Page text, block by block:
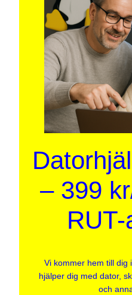
– 399
Vi kommer hem till dig
hjälper dig med dator,
och